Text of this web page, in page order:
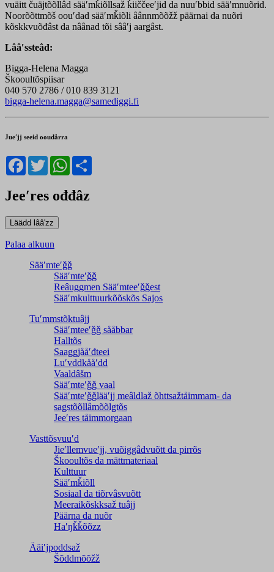
vuäitt čuäjtõõllâd sääʹmǩiõllsaž ǩiiččeeʹjid da nuuʹbbid sääʹmnuõrid.
Noorõõttmõš oouʹdad sääʹmǩiõli âânnmõõžž päärnai da nuõri
kõskkvuõđâst da nâânad tõi sââʹj aarǥâst.
Lââʹssteâđ:
Bigga-Helena Magga
Škooultõspiisar
040 570 2786 / 010 839 3121
bigga-helena.magga@samediggi.fi
Jueʹjj seeid ooudårra
Facebook
TwitterWhatsApp
Jeeʹres ođđâz
Palaa alkuun
Sääʹmteʹǧǧ
Sääʹmteʹǧǧ
Reâuggmen Sääʹmteeʹǧǧest
Sääʹmkulttuurkõõskõs Sajos
Tuʹmmstõktuâjj
Sääʹmteeʹǧǧ sååbbar
Halltõs
Saaǥǥjååʹđteei
Luʹvddkååʹdd
Vaaldâšm
Sääʹmteʹǧǧ vaal
Sääʹmteʹǧǧlääʹjj meâldlaž õhttsažtåimmam- da
saǥstõõllâmõõlǥtõs
Jeeʹres tåimmorgaan
Vasttõsvuuʹd
Jieʹllemvueʹjj, vuõiggâdvuõtt da pirrõs
Škooultõs da mättmateriaal
Kulttuur
Sääʹmǩiõll
Sosiaal da tiõrvâsvuõtt
Meeraikõskksaž tuâjj
Päärna da nuõr
Haʹŋǩǩõõzz
Ääiʹjpoddsaž
Šõddmõõžž